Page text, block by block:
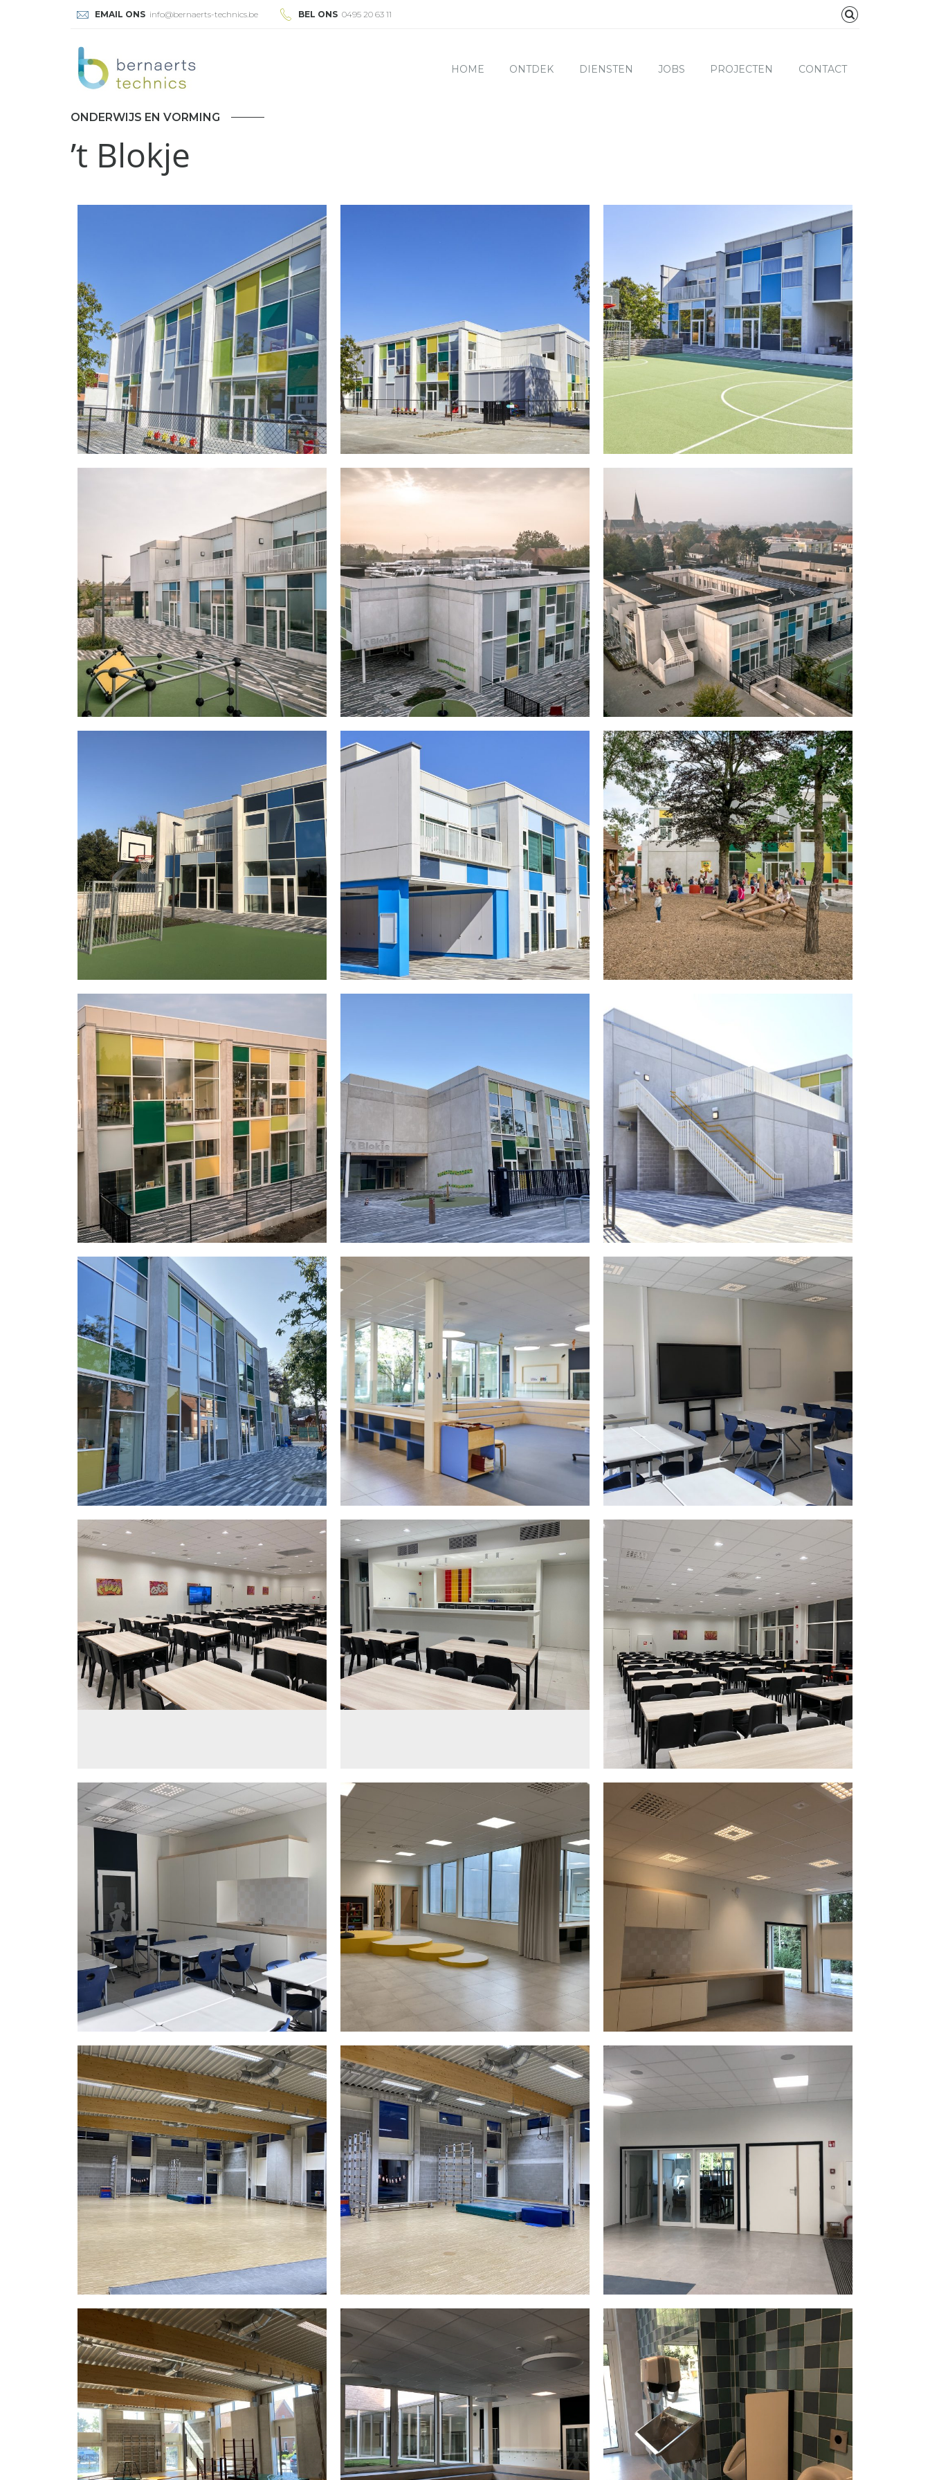
EMAIL ONS info@bernaerts-technics.be BEL ONS 0495 20 63 11
HOME ONTDEK DIENSTEN JOBS PROJECTEN CONTACT
ONDERWIJS EN VORMING
’t Blokje